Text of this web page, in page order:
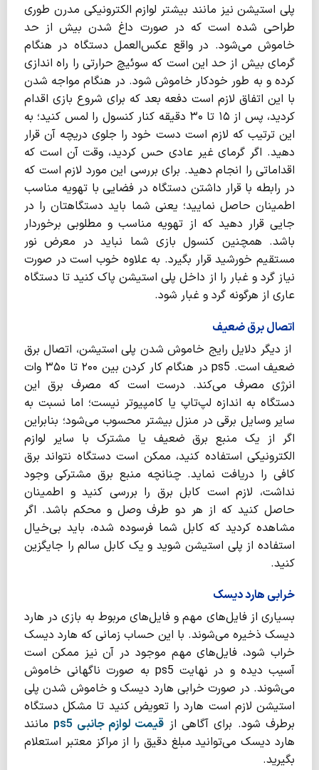
پلی استیشن نیز مانند بیشتر لوازم الکترونیکی مدرن طوری
طراحی شده است که در صورت داغ شدن بیش از حد
خاموش می‌شود. در واقع عکس‌العمل دستگاه در هنگام
گرمای بیش از حد این است که سوئیچ حرارتی را راه اندازی
کرده و به طور خودکار خاموش شود. در هنگام مواجه شدن
با این اتفاق لازم است دفعه بعد که برای شروع بازی اقدام
کردید، پس از ۱۵ تا ۳۰ دقیقه کنار کنسول را لمس کنید؛ به
این ترتیب که لازم است دست خود را جلوی دریچه آن قرار
دهید. اگر گرمای غیر عادی حس کردید، وقت آن است که
اقداماتی را انجام دهید. برای بررسی این مورد لازم است که
در رابطه با قرار داشتن دستگاه در فضایی با تهویه مناسب
اطمینان حاصل نمایید؛ یعنی شما باید دستگاهتان را در
جایی قرار دهید که از تهویه مناسب و مطلوبی برخوردار
باشد. همچنین کنسول بازی شما نباید در معرض نور
مستقیم خورشید قرار بگیرد. به علاوه خوب است در صورت
نیاز گرد و غبار را از داخل پلی استیشن پاک کنید تا دستگاه
عاری از هرگونه گرد و غبار شود.
اتصال برق ضعیف
از دیگر دلایل رایج خاموش شدن پلی استیشن، اتصال برق
ضعیف است. ps5 در هنگام کار کردن بین ۲۰۰ تا ۳۵۰ وات
انرژی مصرف می‌کند. درست است که مصرف برق این
دستگاه به اندازه لپ‌تاپ یا کامپیوتر نیست؛ اما نسبت به
سایر وسایل برقی در منزل بیشتر محسوب می‌شود؛ بنابراین
اگر از یک منبع برق ضعیف یا مشترک با سایر لوازم
الکترونیکی استفاده کنید، ممکن است دستگاه نتواند برق
کافی را دریافت نماید. چنانچه منبع برق مشترکی وجود
نداشت، لازم است کابل برق را بررسی کنید و اطمینان
حاصل کنید که از هر دو طرف وصل و محکم باشد. اگر
مشاهده کردید که کابل شما فرسوده شده، باید بی‌خیال
استفاده از پلی استیشن شوید و یک کابل سالم را جایگزین
کنید.
خرابی هارد دیسک
بسیاری از فایل‌های مهم و فایل‌های مربوط به بازی در هارد
دیسک ذخیره می‌شوند. با این حساب زمانی که هارد دیسک
خراب شود، فایل‌های مهم موجود در آن نیز ممکن است
آسیب دیده و در نهایت ps5 به صورت ناگهانی خاموش
می‌شوند. در صورت خرابی هارد دیسک و خاموش شدن پلی
استیشن لازم است هارد را تعویض کنید تا مشکل دستگاه
برطرف شود. برای آگاهی از قیمت لوازم جانبی ps5
مانند
هارد دیسک می‌توانید مبلغ دقیق را از مراکز معتبر استعلام
بگیرید.